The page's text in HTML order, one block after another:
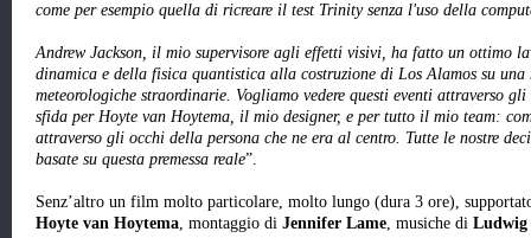
come per esempio quella di ricreare il test Trinity senza l'uso della
Andrew Jackson, il mio supervisore agli effetti visivi, ha fatto un ottimo
dinamica e della fisica quantistica alla costruzione di Los Alamos su una
meteorologiche straordinarie. Vogliamo vedere questi eventi attraverso
sfida per Hoyte van Hoytema, il mio designer, e per tutto il mio team:
attraverso gli occhi della persona che ne era al centro. Tutte le nostre
basate su questa premessa reale”.
Senz’altro un film molto particolare, molto lungo (dura 3 ore),
Hoyte van Hoytema, montaggio di Jennifer Lame, musiche di Ludwig